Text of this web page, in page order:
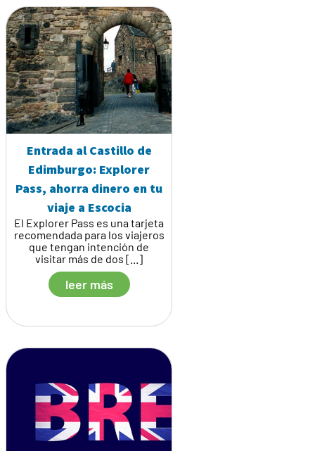
Entrada al Castillo de
Edimburgo: Explorer
Pass, ahorra dinero en tu
viaje a Escocia
El Explorer Pass es una tarjeta
recomendada para los viajeros
que tengan intención de
visitar más de dos [...]
leer más